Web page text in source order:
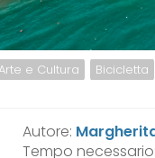
Arte e Cultura Bicicletta
Autore:
Tempo necessario: